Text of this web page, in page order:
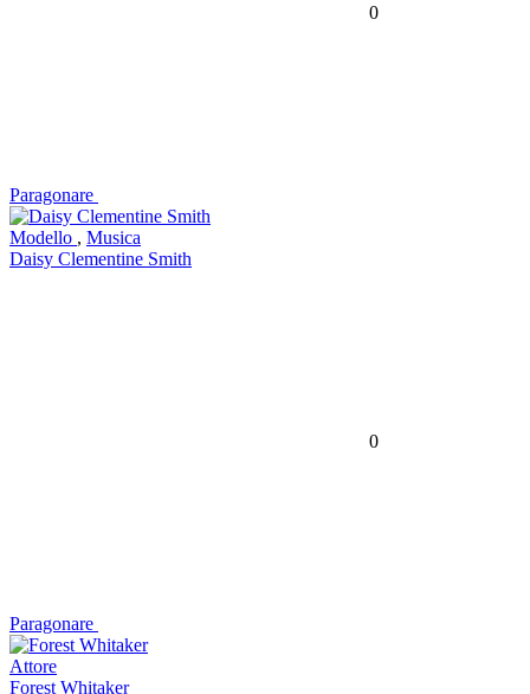
0
Paragonare
Modello , Musica
Daisy Clementine Smith
0
Paragonare
Attore
Forest Whitaker